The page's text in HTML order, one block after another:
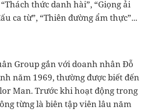
thức danh hài”, “Giọng ải
ca từ”, “Thiên đường ẩm thực”...
Group gắn với doanh nhân Đỗ
năm 1969, thường được biết đến
Man. Trước khi hoạt động trong
từng là biên tập viên lâu năm